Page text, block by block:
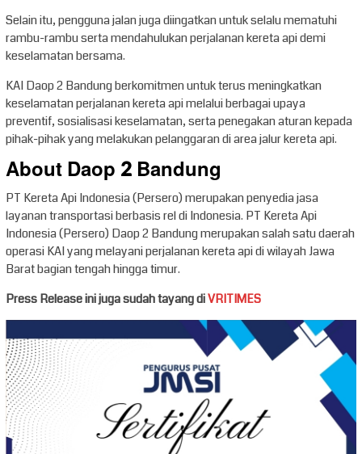
Selain itu, pengguna jalan juga diingatkan untuk selalu mematuhi
rambu-rambu serta mendahulukan perjalanan kereta api demi
keselamatan bersama.
KAI Daop 2 Bandung berkomitmen untuk terus meningkatkan
keselamatan perjalanan kereta api melalui berbagai upaya
preventif, sosialisasi keselamatan, serta penegakan aturan kepada
pihak-pihak yang melakukan pelanggaran di area jalur kereta api.
About Daop 2 Bandung
PT Kereta Api Indonesia (Persero) merupakan penyedia jasa
layanan transportasi berbasis rel di Indonesia. PT Kereta Api
Indonesia (Persero) Daop 2 Bandung merupakan salah satu daerah
operasi KAI yang melayani perjalanan kereta api di wilayah Jawa
Barat bagian tengah hingga timur.
Press Release ini juga sudah tayang diVRITIMES